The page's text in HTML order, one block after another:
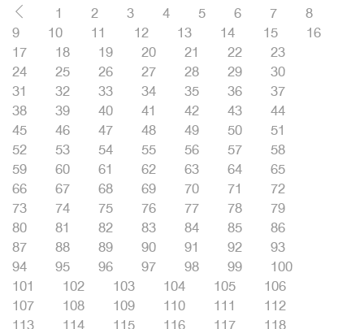
1 2 3 4 5 6 7
8
9
10 11 12 13 14 15
16
17
18 19 20 21 22
23
24
25 26 27 28 29
30
31
32 33 34 35 36
37
38
39 40 41 42 43
44
45
46 47 48 49 50
51
52
53 54 55 56 57
58
59
60 61 62 63 64
65
66
67 68 69 70 71
72
73
74 75 76 77 78
79
80
81 82 83 84 85
86
87
88 89 90 91 92
93
94
95 96 97 98 99
100
101
102 103 104 105
106
107
108 109 110 111
112